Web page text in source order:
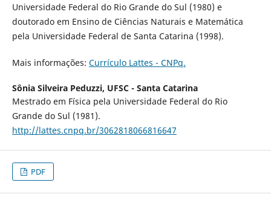
Universidade Federal do Rio Grande do Sul (1980) e
doutorado em Ensino de Ciências Naturais e Matemática
pela Universidade Federal de Santa Catarina (1998).
Mais informações: Currículo Lattes - CNPq.
Sônia Silveira Peduzzi, UFSC - Santa Catarina
Mestrado em Física pela Universidade Federal do Rio
Grande do Sul (1981).
http://lattes.cnpq.br/3062818066816647
PDF